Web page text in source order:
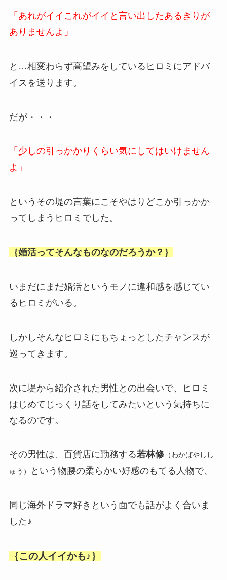
「あれがイイこれがイイと言い出したあるきりが
ありませんよ」
と…相変わらず高望みをしているヒロミにアドバ
イスを送ります。
だが・・・
「少しの引っかかりくらい気にしてはいけません
よ」
というその堤の言葉にこそやはりどこか引っかか
ってしまうヒロミでした。
｛婚活ってそんなものなのだろうか？｝
いまだにまだ婚活というモノに違和感を感じてい
るヒロミがいる。
しかしそんなヒロミにもちょっとしたチャンスが
巡ってきます。
次に堤から紹介された男性との出会いで、ヒロミ
はじめてじっくり話をしてみたいという気持ちに
なるのです。
その男性は、百貨店に勤務する若林修（わかばやしし
ゅう）
という物腰の柔らかい好感のもてる人物で、
同じ海外ドラマ好きという面でも話がよく合いま
した♪
｛この人イイかも♪｝